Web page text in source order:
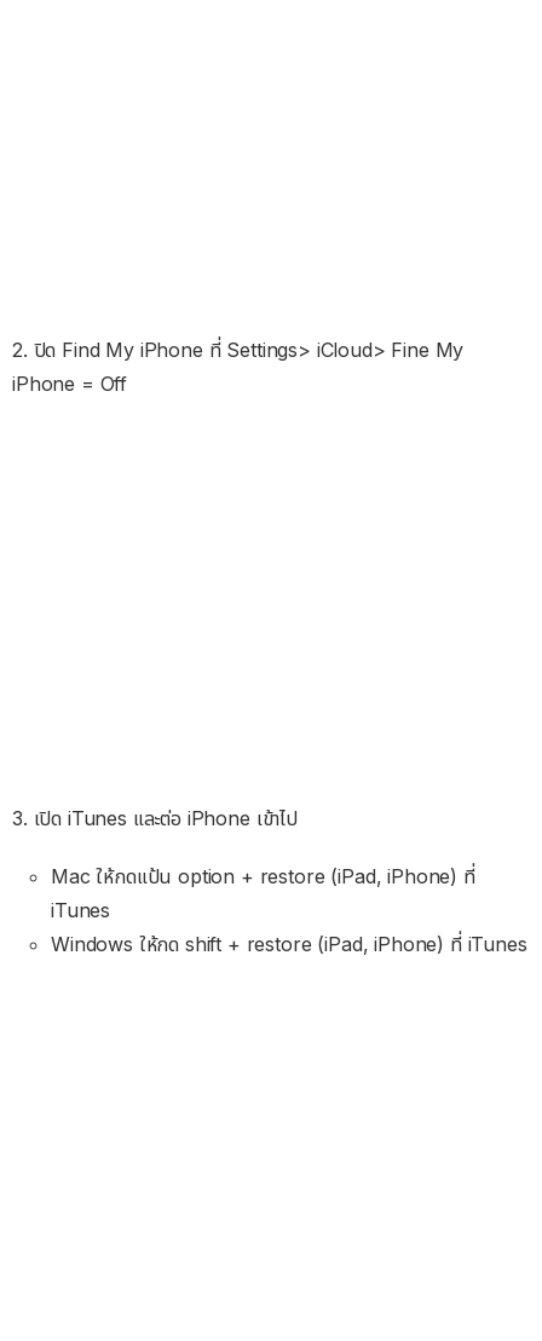
2. ปิด Find My iPhone ที่ Settings> iCloud> Fine My
iPhone = Off
3. เปิด iTunes และต่อ iPhone เข้าไป
Mac ให้กดแป้น option + restore (iPad, iPhone) ที่
iTunes
Windows ให้กด shift + restore (iPad, iPhone) ที่ iTunes